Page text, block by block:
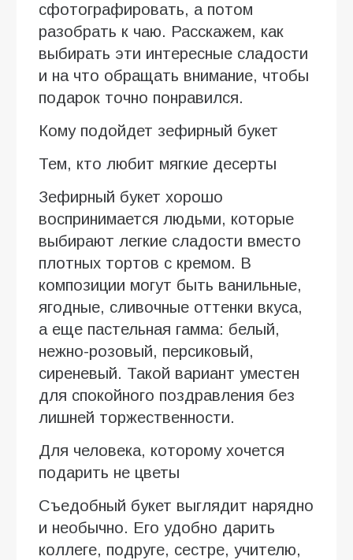
сфотографировать, а потом
разобрать к чаю. Расскажем, как
выбирать эти интересные сладости
и на что обращать внимание, чтобы
подарок точно понравился.
Кому подойдет зефирный букет
Тем, кто любит мягкие десерты
Зефирный букет хорошо
воспринимается людьми, которые
выбирают легкие сладости вместо
плотных тортов с кремом. В
композиции могут быть ванильные,
ягодные, сливочные оттенки вкуса,
а еще пастельная гамма: белый,
нежно-розовый, персиковый,
сиреневый. Такой вариант уместен
для спокойного поздравления без
лишней торжественности.
Для человека, которому хочется
подарить не цветы
Съедобный букет выглядит нарядно
и необычно. Его удобно дарить
коллеге, подруге, сестре, учителю,